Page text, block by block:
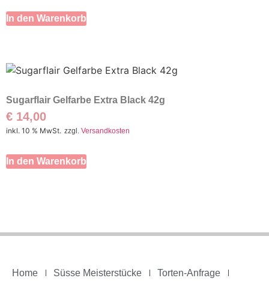
In den Warenkorb
Sugarflair Gelfarbe Extra Black 42g
€ 14,00
inkl. 10 % MwSt. zzgl. Versandkosten
In den Warenkorb
Home Süsse Meisterstücke
Torten-Anfrage